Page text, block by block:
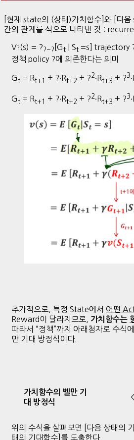
[현재 state의 (상태)가치함수]와 [다
간의 관계를 식으로 나타낸 것 :
V?(s) = ? ?~? [Gt | St =s] trajectory ?
정책 policy ?에 의존한다는 의미
Gt = Rt+1 + ?∙Rt+2 + ?2∙Rt+3 + ?3
Gt = Rt+1 + ?∙Rt+2 + ?2∙Rt+3 + ?3
추가적으로, 특정 State에서 어떤
Reward이 달라지므로, 가치함수는
따라서 “정책”까지 아래첨자로 수식
만 기대 방정식이다.
가치함수의 벨만 기
대 방정식
위의 수식을 살펴보면 [다음 상태의
태의 기대함수]를 도출한다.